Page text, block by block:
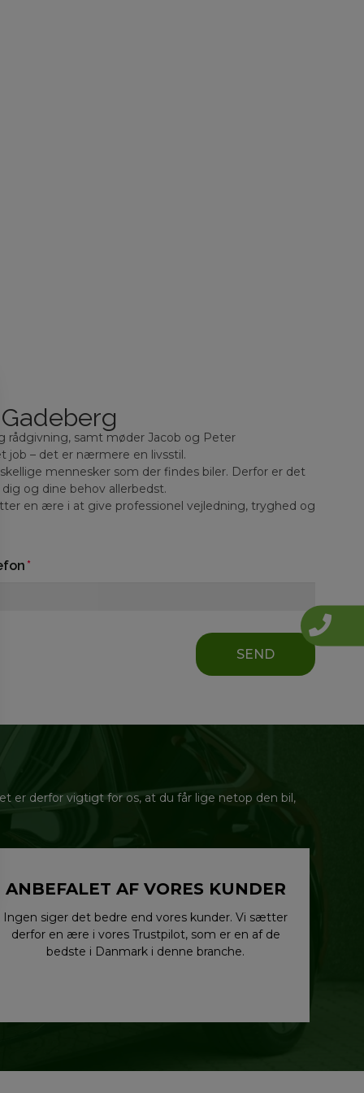
rådgivning, samt møder Jacob og Peter
job – det er nærmere en livsstil.
mennesker som der findes biler. Derfor er det
og dine behov allerbedst.
en ære i at give professionel vejledning, tryghed og
SEND
er derfor vigtigt for os, at du får lige netop den bil,
ANBEFALET AF VORES KUNDER
Ingen siger det bedre end vores kunder. Vi sætter
derfor en ære i vores Trustpilot, som er en af de
bedste i Danmark i denne branche.